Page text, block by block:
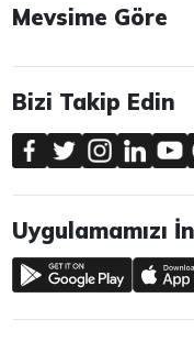
Mevsime Göre
Bizi Takip Edin
Uygulamamızı